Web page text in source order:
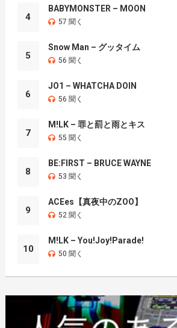
4
BABYMONSTER – MOON
57 聞く
5
Snow Man – グッタイム
56 聞く
6
JO1 – WHATCHA DOIN
56 聞く
7
M!LK – 罪と罰と雨とキス
55 聞く
8
BE:FIRST – BRUCE WAYNE
53 聞く
9
ACEes【真夜中のZOO】
52 聞く
10
M!LK – You!Joy!Parade!
50 聞く